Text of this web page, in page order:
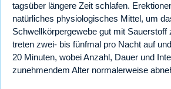
tagsüber längere Zeit schlafen.
natürliches physiologisches Mittel, um
Schwellkörpergewebe gut mit Sauerstoff
treten zwei- bis fünfmal pro Nacht auf
20 Minuten, wobei Anzahl, Dauer und
zunehmendem Alter normalerweise